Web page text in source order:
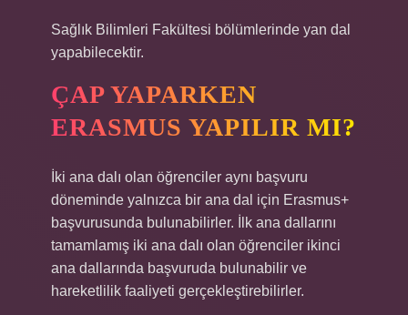
Sağlık Bilimleri Fakültesi bölümlerinde yan dal
yapabilecektir.
ÇAP YAPARKEN
ERASMUS YAPILIR MI?
İki ana dalı olan öğrenciler aynı başvuru
döneminde yalnızca bir ana dal için Erasmus+
başvurusunda bulunabilirler. İlk ana dallarını
tamamlamış iki ana dalı olan öğrenciler ikinci
ana dallarında başvuruda bulunabilir ve
hareketlilik faaliyeti gerçekleştirebilirler.